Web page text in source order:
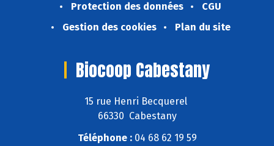
Protection des données
CGU
Gestion des cookies
Plan du site
Biocoop Cabestany
15 rue Henri Becquerel
66330 Cabestany
Téléphone :04 68 62 19 59